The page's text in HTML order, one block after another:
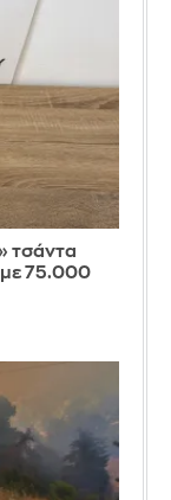
τσάντα
με 75.000